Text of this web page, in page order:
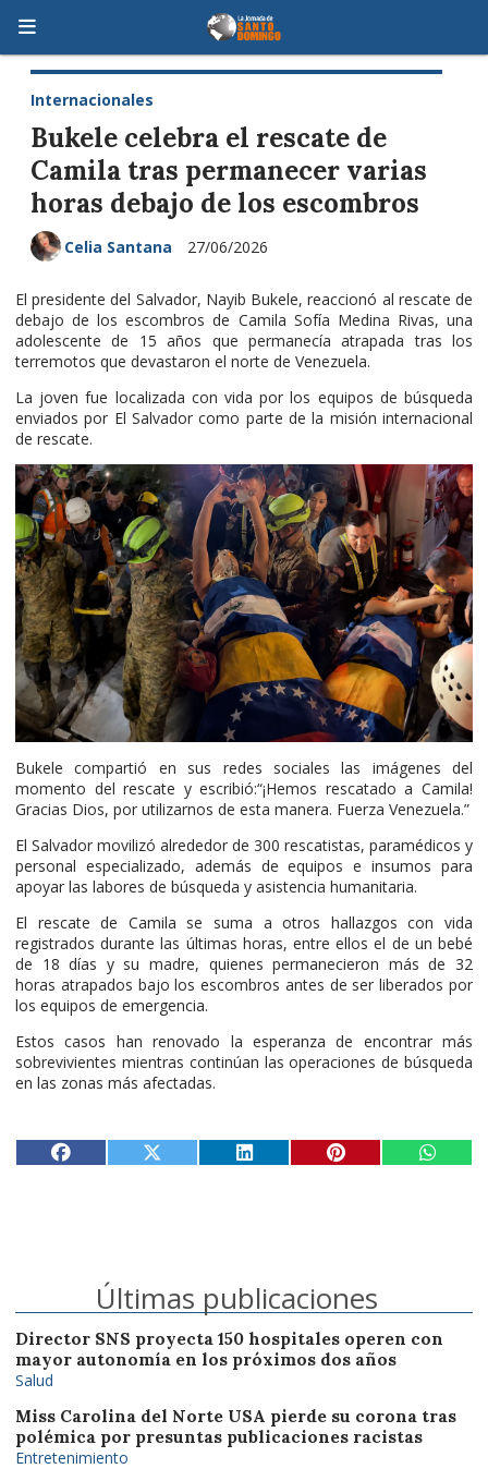
Bukele celebra el rescate de
Camila tras permanecer varias
horas debajo de los escombros
Internacionales
27/06/2026
Celia Santana
El presidente del Salvador, Nayib Bukele, reaccionó al rescate de
debajo de los escombros de Camila Sofía Medina Rivas, una
adolescente de 15 años que permanecía atrapada tras los
terremotos que devastaron el norte de Venezuela.
La joven fue localizada con vida por los equipos de búsqueda
enviados por El Salvador como parte de la misión internacional
de rescate.
Bukele compartió en sus redes sociales las imágenes del
momento del rescate y escribió:“¡Hemos rescatado a Camila!
Gracias Dios, por utilizarnos de esta manera. Fuerza Venezuela.”
El Salvador movilizó alrededor de 300 rescatistas, paramédicos y
personal especializado, además de equipos e insumos para
apoyar las labores de búsqueda y asistencia humanitaria.
El rescate de Camila se suma a otros hallazgos con vida
registrados durante las últimas horas, entre ellos el de un bebé
de 18 días y su madre, quienes permanecieron más de 32
horas atrapados bajo los escombros antes de ser liberados por
los equipos de emergencia.
Estos casos han renovado la esperanza de encontrar más
sobrevivientes mientras continúan las operaciones de búsqueda
en las zonas más afectadas.
Últimas publicaciones
Director SNS proyecta 150 hospitales operen con
mayor autonomía en los próximos dos años
Salud
Miss Carolina del Norte USA pierde su corona tras
polémica por presuntas publicaciones racistas
Entretenimiento